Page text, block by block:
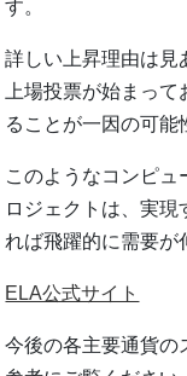
す。
詳しい上昇理由は見
上場投票が始まっ
ることが一因の可能
このようなコンピ
ロジェクトは、実
れば飛躍的に需要が
ELA公式サイト
今後の各主要通貨の